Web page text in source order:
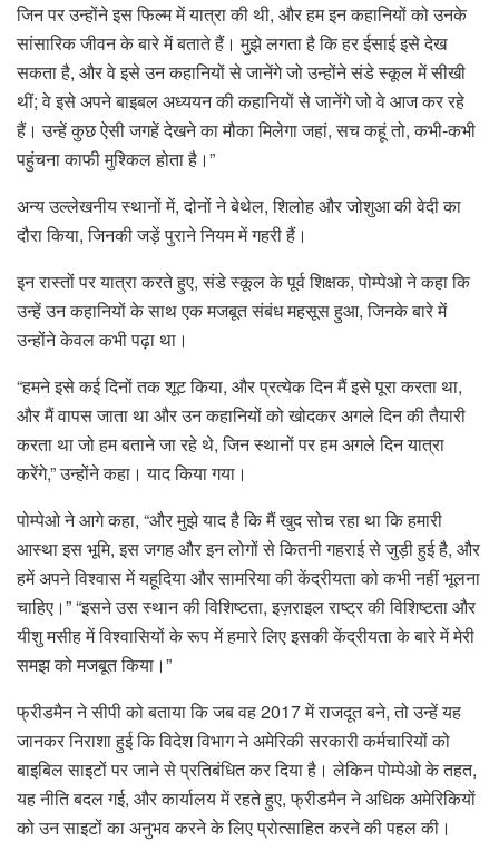
जिन पर उन्होंने इस फिल्म में यात्रा की थी, और हम इन कहानियों को उनके
सांसारिक जीवन के बारे में बताते हैं। मुझे लगता है कि हर ईसाई इसे देख
सकता है, और वे इसे उन कहानियों से जानेंगे जो उन्होंने संडे स्कूल में सीखी
थीं; वे इसे अपने बाइबल अध्ययन की कहानियों से जानेंगे जो वे आज कर रहे
हैं। उन्हें कुछ ऐसी जगहें देखने का मौका मिलेगा जहां, सच कहूं तो, कभी-कभी
पहुंचना काफी मुश्किल होता है।”
अन्य उल्लेखनीय स्थानों में, दोनों ने बेथेल, शिलोह और जोशुआ की वेदी का
दौरा किया, जिनकी जड़ें पुराने नियम में गहरी हैं।
इन रास्तों पर यात्रा करते हुए, संडे स्कूल के पूर्व शिक्षक, पोम्पेओ ने कहा कि
उन्हें उन कहानियों के साथ एक मजबूत संबंध महसूस हुआ, जिनके बारे में
उन्होंने केवल कभी पढ़ा था।
“हमने इसे कई दिनों तक शूट किया, और प्रत्येक दिन मैं इसे पूरा करता था,
और मैं वापस जाता था और उन कहानियों को खोदकर अगले दिन की तैयारी
करता था जो हम बताने जा रहे थे, जिन स्थानों पर हम अगले दिन यात्रा
करेंगे,” उन्होंने कहा। याद किया गया।
पोम्पेओ ने आगे कहा, “और मुझे याद है कि मैं खुद सोच रहा था कि हमारी
आस्था इस भूमि, इस जगह और इन लोगों से कितनी गहराई से जुड़ी हुई है, और
हमें अपने विश्वास में यहूदिया और सामरिया की केंद्रीयता को कभी नहीं भूलना
चाहिए।” “इसने उस स्थान की विशिष्टता, इज़राइल राष्ट्र की विशिष्टता और
यीशु मसीह में विश्वासियों के रूप में हमारे लिए इसकी केंद्रीयता के बारे में मेरी
समझ को मजबूत किया।”
फ्रीडमैन ने सीपी को बताया कि जब वह 2017 में राजदूत बने, तो उन्हें यह
जानकर निराशा हुई कि विदेश विभाग ने अमेरिकी सरकारी कर्मचारियों को
बाइबिल साइटों पर जाने से प्रतिबंधित कर दिया है। लेकिन पोम्पेओ के तहत,
यह नीति बदल गई, और कार्यालय में रहते हुए, फ्रीडमैन ने अधिक अमेरिकियों
को उन साइटों का अनुभव करने के लिए प्रोत्साहित करने की पहल की।